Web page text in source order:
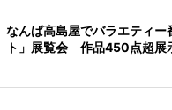
なんば高島屋でバラエティー
ト」展覧会 作品450点超展